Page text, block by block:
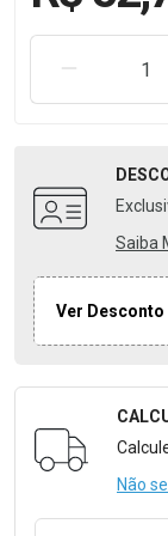
REMOVER
Saiba
Ver Desconto
Formulário
Não